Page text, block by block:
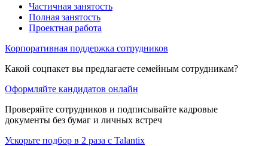
Частичная занятость
Полная занятость
Проектная работа
Корпоративная поддержка сотрудников
Какой соцпакет вы предлагаете семейным сотрудникам?
Оформляйте кандидатов онлайн
Проверяйте сотрудников и подписывайте кадровые
документы без бумаг и личных встреч
Ускорьте подбор в 2 раза с Talantix